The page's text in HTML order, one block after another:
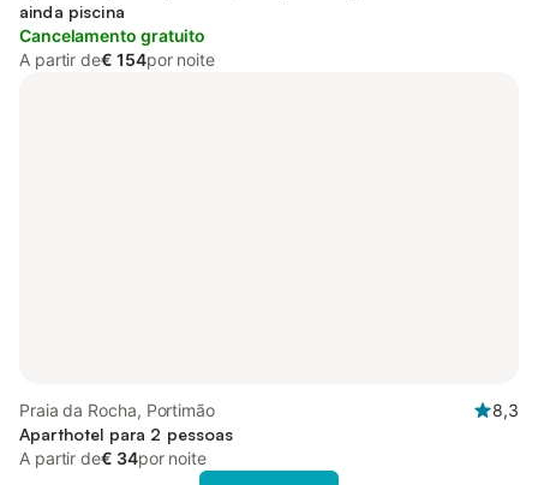
ainda piscina
Cancelamento gratuito
A partir de€ 154por noite
Praia da Rocha, Portimão
8,3
Aparthotel para 2 pessoas
A partir de€ 34por noite